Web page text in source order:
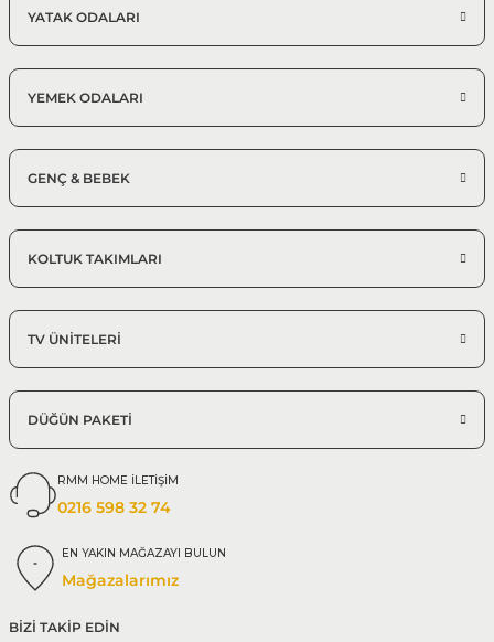
YATAK ODALARI
YEMEK ODALARI
GENÇ & BEBEK
KOLTUK TAKIMLARI
TV ÜNİTELERİ
DÜĞÜN PAKETİ
RMM HOME İLETİŞİM
0216 598 32 74
EN YAKIN MAĞAZAYI BULUN
Mağazalarımız
BİZİ TAKİP EDİN